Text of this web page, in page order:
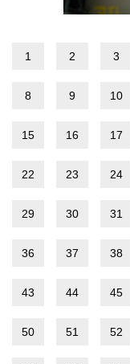
1 2 3
8 9 10
15 16 17
22 23 24
29 30 31
36 37 38
43 44 45
50 51 52